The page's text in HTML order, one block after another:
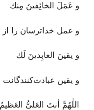
و عَمَلَ الخائِفينَ مِنك
و عمل خداترسان را
و يقينَ العابِدينَ لَك
و یقین عبادت‌کنندگانت
اللٰهُمَّ أنتَ العَلىُّ العَظيمُ